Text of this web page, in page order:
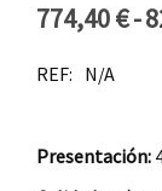
774,40€-
REF: N/A
Presentación: